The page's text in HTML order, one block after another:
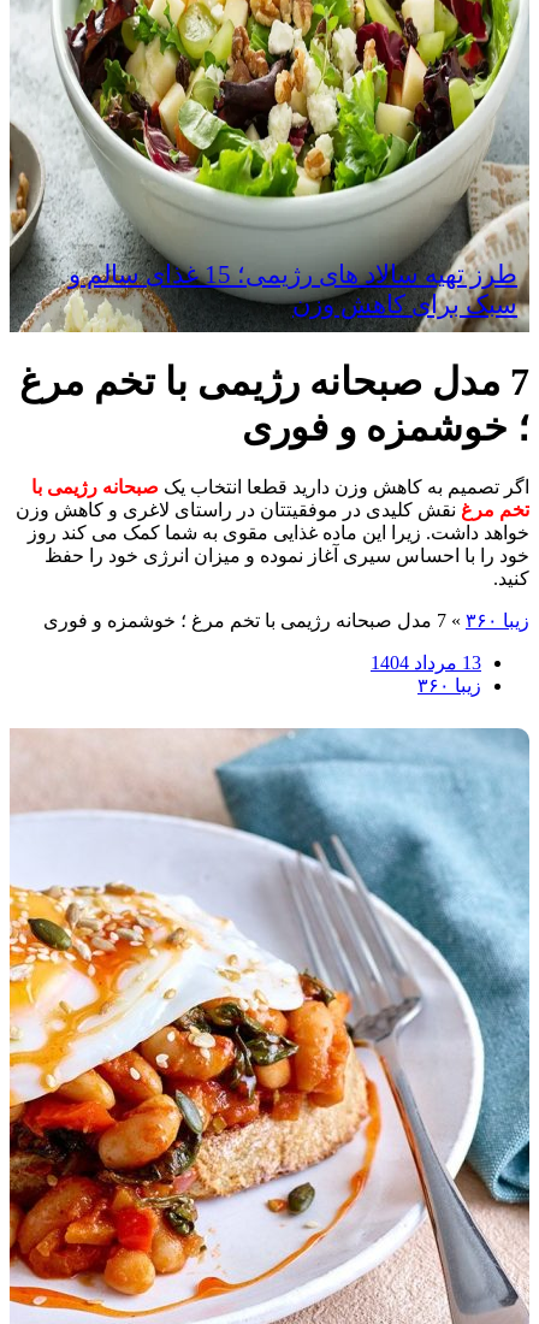
طرز تهیه سالاد های رژیمی؛ 15 غذای سالم و
سبک برای کاهش وزن
7 مدل صبحانه رژیمی با تخم مرغ
؛ خوشمزه و فوری
اگر تصمیم به کاهش وزن دارید قطعا انتخاب یک صبحانه رژیمی با
تخم مرغ نقش کلیدی در موفقیتتان در راستای لاغری و کاهش وزن
خواهد داشت. زیرا این ماده غذایی مقوی به شما کمک می کند روز
خود را با احساس سیری آغاز نموده و میزان انرژی خود را حفظ
کنید.
زیبا ۳۶۰ » 7 مدل صبحانه رژیمی با تخم مرغ ؛ خوشمزه و فوری
13 مرداد 1404
زیبا ۳۶۰